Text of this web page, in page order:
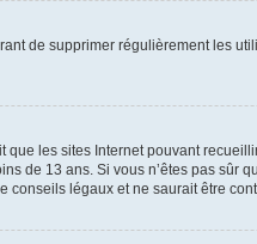
de supprimer régulièrement
les sites Internet pouvant
de 13 ans. Si vous n’êtes pas
légaux et ne saurait être